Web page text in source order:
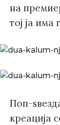
на
тој ја има
Поп-
креација